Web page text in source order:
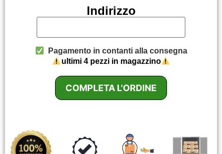
Indirizzo
Pagamento in contanti alla consegna
ultimi 4 pezzi in magazzino
COMPLETA L'ORDINE